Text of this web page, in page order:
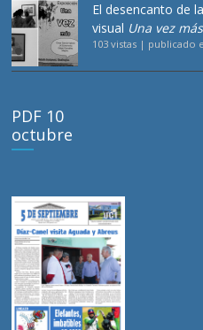
El desencanto de
visual Una vez más
103 vistas | publicado
PDF 10
octubre